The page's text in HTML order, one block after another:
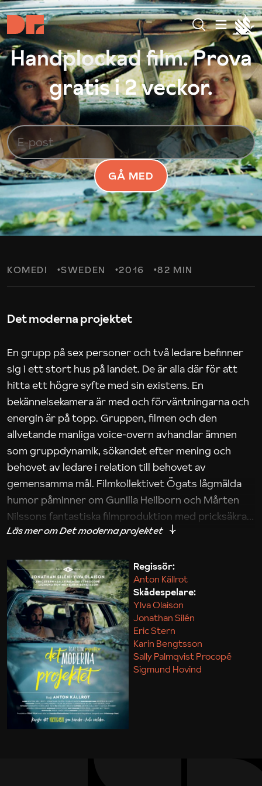
Handplockad film. Prova
gratis i 2 veckor.
GÅ MED
KOMEDI SWEDEN 2016 82 MIN
Det moderna projektet
En grupp på sex personer och två ledare befinner
sig i ett stort hus på landet. De är alla där för att
hitta ett högre syfte med sin existens. En
bekännelsekamera är med och förväntningarna och
energin är på topp. Gruppen, filmen och den
allvetande manliga voice-overn avhandlar ämnen
som gruppdynamik, sökandet efter mening och
behovet av ledare i relation till behovet av
gemensamma mål. Filmkollektivet Ögats lågmälda
humor påminner om Gunilla Heilborn och Mårten
Nilssons fantastiska filmproduktion med pricksäkra
iakttagelser om hur svårt det kan vara att omsätta
Maja Kekonius
Regissör:
Anton Källrot
Skådespelare:
Ylva Olaison
Jonathan Silén
Eric Stern
Karin Bengtsson
Sally Palmqvist Procopé
Sigmund Hovind